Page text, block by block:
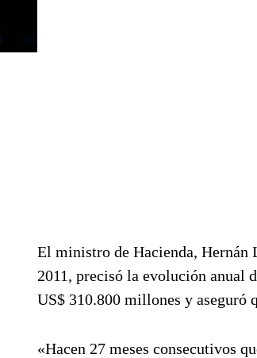
El ministro de Hacienda, Hernán
2011, precisó la evolución anual
US$ 310.800 millones y aseguró
«Hacen 27 meses consecutivos